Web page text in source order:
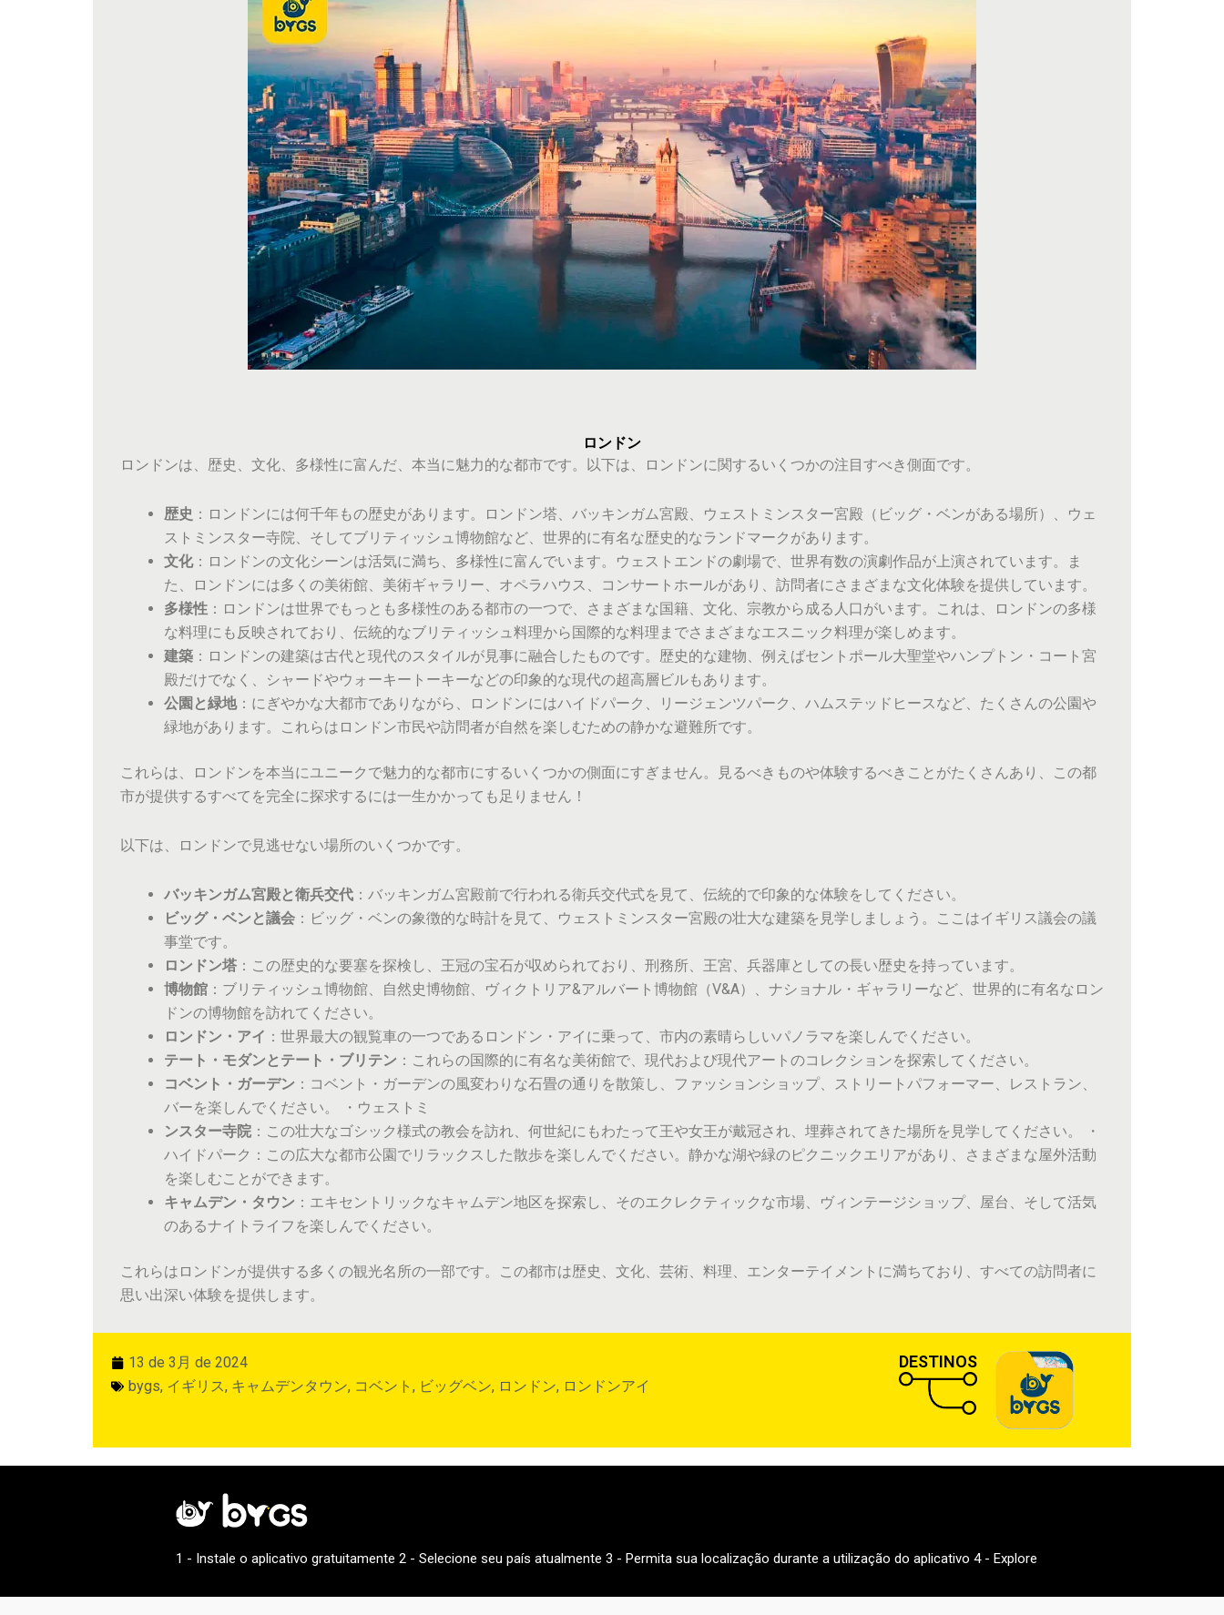
ロンドン
ロンドンは、歴史、文化、多様性に富んだ、本当に魅力的な都市です。以下は、ロンドンに関するいくつかの注目すべき側面です。
歴史 ：ロンドンには何千年もの歴史があります。ロンドン塔、バッキンガム宮殿、ウェストミンスター宮殿（ビッグ・ベンがある場所）、ウェ
ストミンスター寺院、そしてブリティッシュ博物館など、世界的に有名な歴史的なランドマークがあります。
文化：ロンドンの文化シーンは活気に満ち、多様性に富んでいます。ウェストエンドの劇場で、世界有数の演劇作品が上演されています。ま
た、ロンドンには多くの美術館、美術ギャラリー、オペラハウス、コンサートホールがあり、訪問者にさまざまな文化体験を提供しています。
多様性 ：ロンドンは世界でもっとも多様性のある都市の一つで、さまざまな国籍、文化、宗教から成る人口がいます。これは、ロンドンの多様
な料理にも反映されており、伝統的なブリティッシュ料理から国際的な料理までさまざまなエスニック料理が楽しめます。
建築 ：ロンドンの建築は古代と現代のスタイルが見事に融合したものです。歴史的な建物、例えばセントポール大聖堂やハンプトン・コート宮
殿だけでなく、シャードやウォーキートーキーなどの印象的な現代の超高層ビルもあります。
公園と緑地：にぎやかな大都市でありながら、ロンドンにはハイドパーク、リージェンツパーク、ハムステッドヒースなど、たくさんの公園や
緑地があります。これらはロンドン市民や訪問者が自然を楽しむための静かな避難所です。
これらは、ロンドンを本当にユニークで魅力的な都市にするいくつかの側面にすぎません。見るべきものや体験するべきことがたくさんあり、この都
市が提供するすべてを完全に探求するには一生かかっても足りません！
以下は、ロンドンで見逃せない場所のいくつかです。
バッキンガム宮殿と衛兵交代 ：バッキンガム宮殿前で行われる衛兵交代式を見て、伝統的で印象的な体験をしてください。
ビッグ・ベンと議会 ：ビッグ・ベンの象徴的な時計を見て、ウェストミンスター宮殿の壮大な建築を見学しましょう。ここはイギリス議会の議
事堂です。
ロンドン塔 ：この歴史的な要塞を探検し、王冠の宝石が収められており、刑務所、王宮、兵器庫としての長い歴史を持っています。
博物館 ：ブリティッシュ博物館、自然史博物館、ヴィクトリア&アルバート博物館（V&A）、ナショナル・ギャラリーなど、世界的に有名なロン
ドンの博物館を訪れてください。
ロンドン・アイ ：世界最大の観覧車の一つであるロンドン・アイに乗って、市内の素晴らしいパノラマを楽しんでください。
テート・モダンとテート・ブリテン ：これらの国際的に有名な美術館で、現代および現代アートのコレクションを探索してください。
コベント・ガーデン ：コベント・ガーデンの風変わりな石畳の通りを散策し、ファッションショップ、ストリートパフォーマー、レストラン、
バーを楽しんでください。 ・ウェストミ
ンスター寺院 ：この壮大なゴシック様式の教会を訪れ、何世紀にもわたって王や女王が戴冠され、埋葬されてきた場所を見学してください。 ・
ハイドパーク：この広大な都市公園でリラックスした散歩を楽しんでください。静かな湖や緑のピクニックエリアがあり、さまざまな屋外活動
を楽しむことができます。
キャムデン・タウン ：エキセントリックなキャムデン地区を探索し、そのエクレクティックな市場、ヴィンテージショップ、屋台、そして活気
のあるナイトライフを楽しんでください。
これらはロンドンが提供する多くの観光名所の一部です。この都市は歴史、文化、芸術、料理、エンターテイメントに満ちており、すべての訪問者に
思い出深い体験を提供します。
13 de 3月 de 2024
bygs, イギリス, キャムデンタウン, コベント , ビッグベン, ロンドン, ロンドンアイ
DESTINOS
1 - Instale o aplicativo gratuitamente 2 - Selecione seu país atualmente 3 - Permita sua localização durante a utilização do aplicativo 4 - Explore